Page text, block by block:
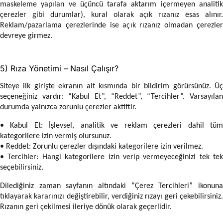
maskeleme yapılan ve üçüncü tarafa aktarım içermeyen analitik
çerezler gibi durumlar), kural olarak açık rızanız esas alınır.
Reklam/pazarlama çerezlerinde ise açık rızanız olmadan çerezler
devreye girmez.
5) Rıza Yönetimi – Nasıl Çalışır?
Siteye ilk girişte ekranın alt kısmında bir bildirim görürsünüz. Üç
seçeneğiniz vardır: “Kabul Et”, “Reddet”, “Tercihler”. Varsayılan
durumda yalnızca zorunlu çerezler aktiftir.
• Kabul Et: İşlevsel, analitik ve reklam çerezleri dahil tüm
kategorilere izin vermiş olursunuz.
• Reddet: Zorunlu çerezler dışındaki kategorilere izin verilmez.
• Tercihler: Hangi kategorilere izin verip vermeyeceğinizi tek tek
seçebilirsiniz.
Dilediğiniz zaman sayfanın altındaki “Çerez Tercihleri” ikonuna
tıklayarak kararınızı değiştirebilir, verdiğiniz rızayı geri çekebilirsiniz.
Rızanın geri çekilmesi ileriye dönük olarak geçerlidir.